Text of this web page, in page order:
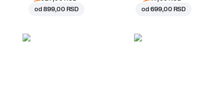
od899,00 RSD od699,00 RSD